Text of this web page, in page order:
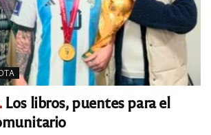
Los libros, puentes para el